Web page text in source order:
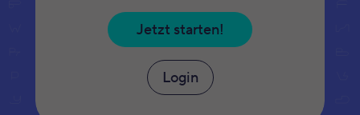
Jetzt starten!
Login